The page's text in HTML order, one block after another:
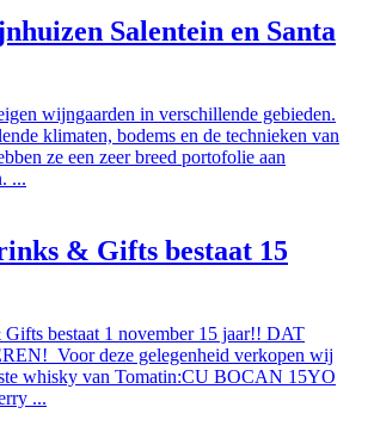
Salentein en Santa
wijngaarden in verschillende gebieden.
klimaten, bodems en de technieken van
ze een zeer breed portofolie aan
...
& Gifts bestaat 15
bestaat 1 november 15 jaar!! DAT
Voor deze gelegenheid verkopen wij
whisky van Tomatin:CU BOCAN 15YO
...